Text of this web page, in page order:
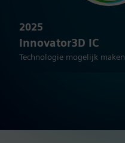
2025
Innovator3D IC
Technologie mogelijk maken